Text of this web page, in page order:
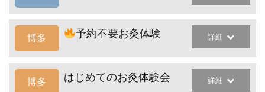
博多 予約不要お灸体験 詳細
博多 はじめてのお灸体験会 詳細